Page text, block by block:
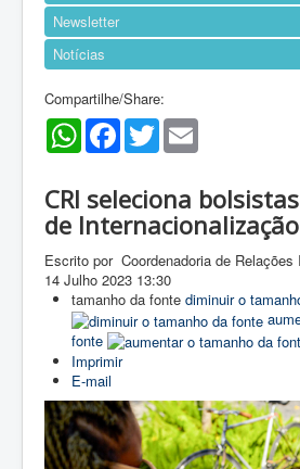
Newsletter
Notícias
Compartilhe/Share:
WhatsAppFacebookTwitter
CRI seleciona
de
Escrito por Coordenadoria de Relações
14 Julho 2023 13:30
tamanho da fonte diminuir o
fonte
Imprimir
E-mail